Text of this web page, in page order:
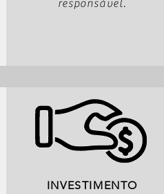
responsável.
INVESTIMENTO